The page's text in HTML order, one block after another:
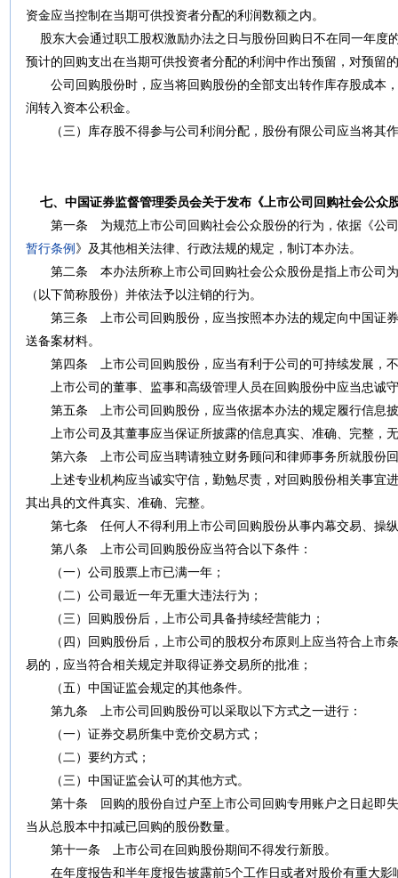
资金应当控制在当期可供投资者分配的利润数额之内。
股东大会通过职工股权激励办法之日与股份回购日不在同一年度
预计的回购支出在当期可供投资者分配的利润中作出预留，对预留
公司回购股份时，应当将回购股份的全部支出转作库存股成本
润转入资本公积金。
（三）库存股不得参与公司利润分配，股份有限公司应当将其
七、 中国证券监督管理委员会关于发布《上市公司回购社会公众
第一条 为规范上市公司回购社会公众股份的行为，依据《公
暂行条例 》及其他相关法律、行政法规的规定，制订本办法。
第二条 本办法所称上市公司回购社会公众股份是指上市公司
（以下简称股份）并依法予以注销的行为。
第三条 上市公司回购股份，应当按照本办法的规定向中国证券
送备案材料。
第四条 上市公司回购股份，应当有利于公司的可持续发展，
上市公司的董事、监事和高级管理人员在回购股份中应当忠诚
第五条 上市公司回购股份，应当依据本办法的规定履行信息
上市公司及其董事应当保证所披露的信息真实、准确、完整，
第六条 上市公司应当聘请独立财务顾问和律师事务所就股份
上述专业机构应当诚实守信，勤勉尽责，对回购股份相关事宜
其出具的文件真实、准确、完整。
第七条 任何人不得利用上市公司回购股份从事内幕交易、操
第八条 上市公司回购股份应当符合以下条件：
（一）公司股票上市已满一年；
（二）公司最近一年无重大违法行为；
（三）回购股份后，上市公司具备持续经营能力；
（四）回购股份后，上市公司的股权分布原则上应当符合上市
易的，应当符合相关规定并取得证券交易所的批准；
（五）中国证监会规定的其他条件。
第九条 上市公司回购股份可以采取以下方式之一进行：
（一）证券交易所集中竞价交易方式；
（二）要约方式；
（三）中国证监会认可的其他方式。
第十条 回购的股份自过户至上市公司回购专用账户之日起即
当从总股本中扣减已回购的股份数量。
第十一条 上市公司在回购股份期间不得发行新股。
在年度报告和半年度报告披露前5个工作日或者对股价有重大